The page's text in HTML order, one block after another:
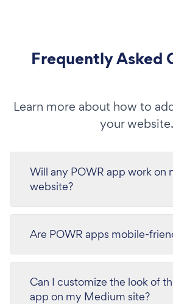
Frequently Asked
Learn more about how to
your website.
Will any POWR app work on
website?
Are POWR apps mobile-
Can I customize the look of
app on my Medium site?